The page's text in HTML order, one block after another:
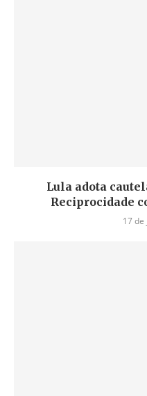
Lula adota
Reciprocidade
17 de